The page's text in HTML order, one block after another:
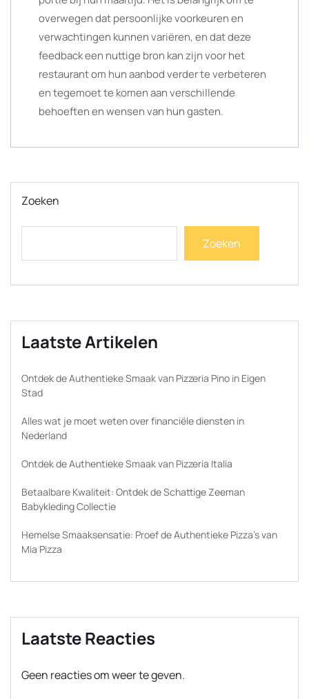
overwegen dat persoonlijke voorkeuren en
verwachtingen kunnen variëren, en dat deze
feedback een nuttige bron kan zijn voor het
restaurant om hun aanbod verder te verbeteren
en tegemoet te komen aan verschillende
behoeften en wensen van hun gasten.
Zoeken
Zoeken
Laatste Artikelen
Ontdek de Authentieke Smaak van Pizzeria Pino in Eigen
Stad
Alles wat je moet weten over financiële diensten in
Nederland
Ontdek de Authentieke Smaak van Pizzeria Italia
Betaalbare Kwaliteit: Ontdek de Schattige Zeeman
Babykleding Collectie
Hemelse Smaaksensatie: Proef de Authentieke Pizza’s van
Mia Pizza
Laatste Reacties
Geen reacties om weer te geven.